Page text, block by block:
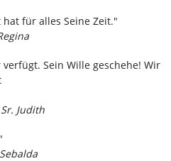
hat für alles Seine Zeit."
Sein Wille geschehe! Wir
Sr. Judith
Seine Zeit."